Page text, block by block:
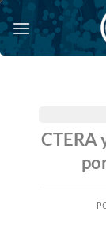
Saltar
al
contenido
CTERA